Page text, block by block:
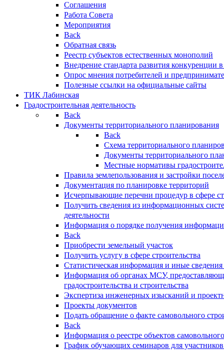
Соглашения
Работа Совета
Мероприятия
Back
Обратная связь
Реестр субъектов естественных монополий
Внедрение стандарта развития конкуренции
Опрос мнения потребителей и
Полезные ссылки на официальные сайты
ТИК Лабинская
Градостроительная деятельность
Back
Документы территориального планирования
Back
Схема территориального
Документы территориального
Местные нормативы
Правила землепользования и застройки
Документация по планировке территорий
Исчерпывающие перечни процедур в сфере
Получить сведения из информационных
деятельности
Информация о порядке получения
Back
Приобрести земельный участок
Получить услугу в сфере строительства
Статистическая информация и иные сведения
Информация об органах МСУ,
градостроительства и строительства
Экспертиза инженерных изысканий и
Проекты документов
Подать обращение о факте самовольного
Back
Информация о реестре объектов
График обучающих семинаров для участников